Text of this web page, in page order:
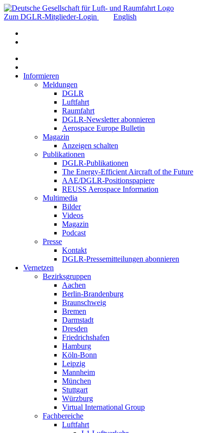
Zum DGLR-Mitglieder-Login English
Informieren
Meldungen
DGLR
Luftfahrt
Raumfahrt
DGLR-Newsletter abonnieren
Aerospace Europe Bulletin
Magazin
Anzeigen schalten
Publikationen
DGLR-Publikationen
The Energy-Efficient Aircraft of the Future
AAE/DGLR-Positionspapiere
REUSS Aerospace Information
Multimedia
Bilder
Videos
Magazin
Podcast
Presse
Kontakt
DGLR-Pressemitteilungen abonnieren
Vernetzen
Bezirksgruppen
Aachen
Berlin-Brandenburg
Braunschweig
Bremen
Darmstadt
Dresden
Friedrichshafen
Hamburg
Köln-Bonn
Leipzig
Mannheim
München
Stuttgart
Würzburg
Virtual International Group
Fachbereiche
Luftfahrt